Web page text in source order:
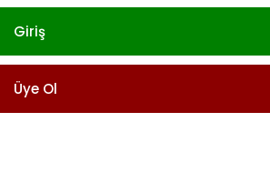
Giriş
Üye Ol